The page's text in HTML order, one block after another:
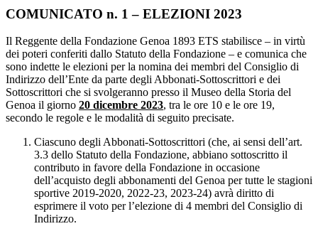
COMUNICATO n. 1 – ELEZIONI 2023
Il Reggente della Fondazione Genoa 1893 ETS stabilisce – in virtù
dei poteri conferiti dallo Statuto della Fondazione – e comunica che
sono indette le elezioni per la nomina dei membri del Consiglio di
Indirizzo dell’Ente da parte degli Abbonati-Sottoscrittori e dei
Sottoscrittori che si svolgeranno presso il Museo della Storia del
Genoa il giorno 20 dicembre 2023, tra le ore 10 e le ore 19,
secondo le regole e le modalità di seguito precisate.
Ciascuno degli Abbonati-Sottoscrittori (che, ai sensi dell’art.
3.3 dello Statuto della Fondazione, abbiano sottoscritto il
contributo in favore della Fondazione in occasione
dell’acquisto degli abbonamenti del Genoa per tutte le stagioni
sportive 2019-2020, 2022-23, 2023-24) avrà diritto di
esprimere il voto per l’elezione di 4 membri del Consiglio di
Indirizzo.